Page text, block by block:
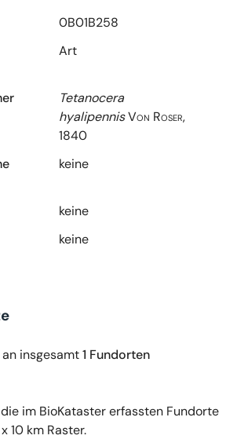
0B01B258
Art
Tetanocera
hyalipennisVon Roser,
1840
keine
keine
keine
insgesamt1 Fundorten
im BioKataster erfassten Fundorte
10 km Raster.